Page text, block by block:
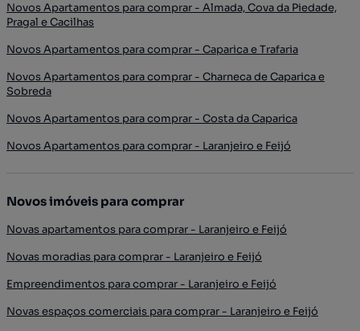
Novos Apartamentos para comprar - Almada, Cova da Piedade,
Pragal e Cacilhas
Novos Apartamentos para comprar - Caparica e Trafaria
Novos Apartamentos para comprar - Charneca de Caparica e
Sobreda
Novos Apartamentos para comprar - Costa da Caparica
Novos Apartamentos para comprar - Laranjeiro e Feijó
Novos imóveis para comprar
Novas apartamentos para comprar - Laranjeiro e Feijó
Novas moradias para comprar - Laranjeiro e Feijó
Empreendimentos para comprar - Laranjeiro e Feijó
Novas espaços comerciais para comprar - Laranjeiro e Feijó